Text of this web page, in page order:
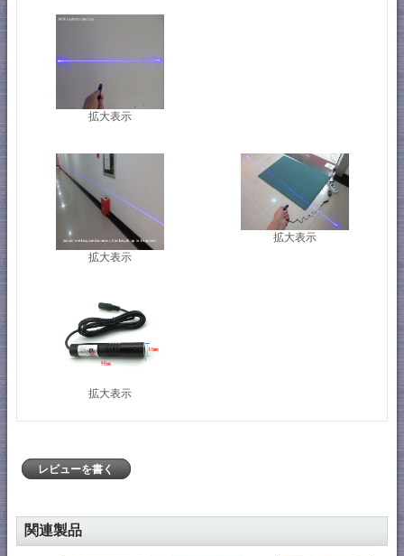
拡大表示
拡大表示
拡大表示
拡大表示
レビューを書く
関連製品